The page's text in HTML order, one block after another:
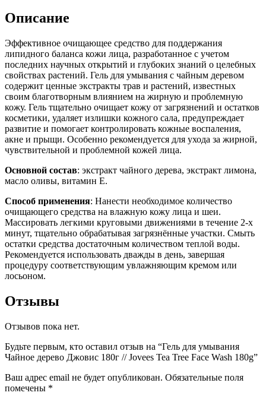
Описание
Эффективное очищающее средство для поддержания
липидного баланса кожи лица, разработанное с учетом
последних научных открытий и глубоких знаний о целебных
свойствах растений. Гель для умывания с чайным деревом
содержит ценные экстракты трав и растений, известных
своим благотворным влиянием на жирную и проблемную
кожу. Гель тщательно очищает кожу от загрязнений и остатков
косметики, удаляет излишки кожного сала, предупреждает
развитие и помогает контролировать кожные воспаления,
акне и прыщи. Особенно рекомендуется для ухода за жирной,
чувствительной и проблемной кожей лица.
Основной состав: экстракт чайного дерева, экстракт лимона,
масло оливы, витамин Е.
Способ применения: Нанести необходимое количество
очищающего средства на влажную кожу лица и шеи.
Массировать легкими круговыми движениями в течение 2-х
минут, тщательно обрабатывая загрязнённые участки. Смыть
остатки средства достаточным количеством теплой воды.
Рекомендуется использовать дважды в день, завершая
процедуру соответствующим увлажняющим кремом или
лосьоном.
Отзывы
Отзывов пока нет.
Будьте первым, кто оставил отзыв на “Гель для умывания
Чайное дерево Джовис 180г // Jovees Tea Tree Face Wash 180g”
Ваш адрес email не будет опубликован. Обязательные поля
помечены *